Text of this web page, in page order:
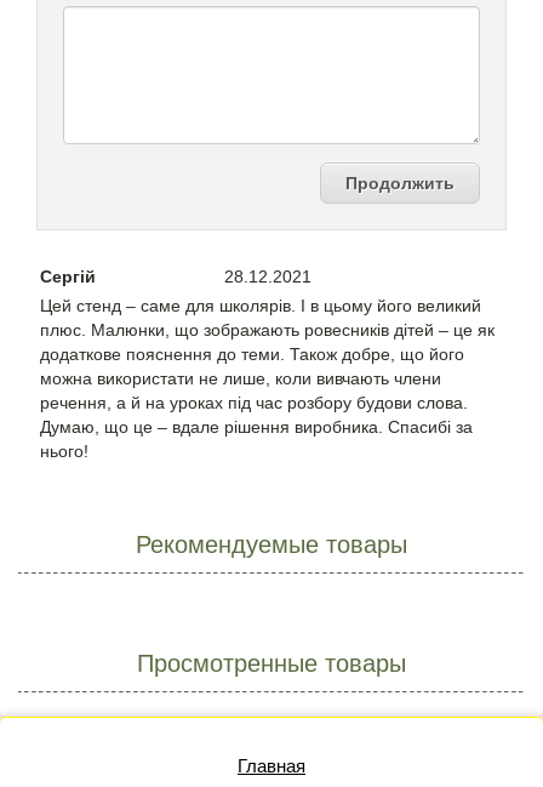
Продолжить
Сергій
28.12.2021
Цей стенд – саме для школярів. І в цьому його великий
плюс. Малюнки, що зображають ровесників дітей – це як
додаткове пояснення до теми. Також добре, що його
можна використати не лише, коли вивчають члени
речення, а й на уроках під час розбору будови слова.
Думаю, що це – вдале рішення виробника. Спасибі за
нього!
Рекомендуемые товары
Просмотренные товары
Главная